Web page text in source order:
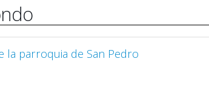
la parroquia de San Pedro